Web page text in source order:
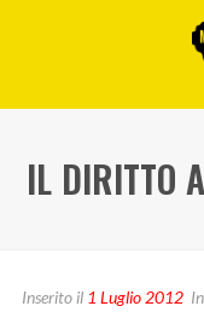
IL DIRITTO
Inserito il 1 Luglio 2012 In